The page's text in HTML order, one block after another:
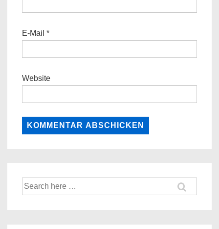
E-Mail *
Website
Suche
nach: